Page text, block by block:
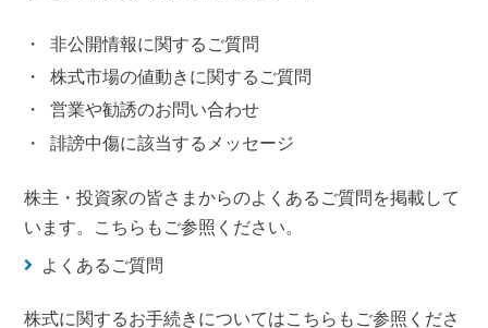
非公開情報に関するご質問
株式市場の値動きに関するご質問
営業や勧誘のお問い合わせ
誹謗中傷に該当するメッセージ
株主・投資家の皆さまからのよくあるご質問を掲載して
います。こちらもご参照ください。
よくあるご質問
株式に関するお手続きについてはこちらもご参照くださ